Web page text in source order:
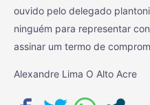
ouvido pelo delegado
ninguém para representar
assinar um termo de
Alexandre Lima O Alto Acre